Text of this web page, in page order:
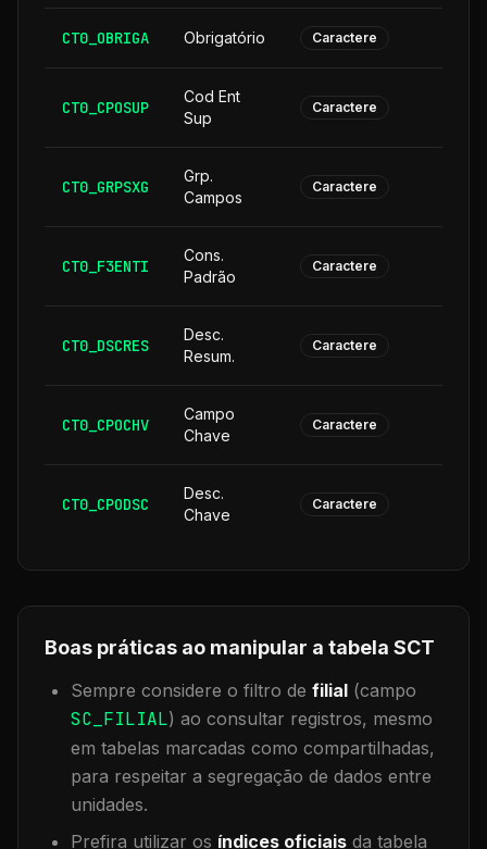
CT0_OBRIGA Obrigatório Caractere
CT0_CPOSUP
Cod Ent
Sup
Caractere
CT0_GRPSXG
Grp.
Campos
Caractere
CT0_F3ENTI
Cons.
Padrão
Caractere
CT0_DSCRES
Desc.
Resum.
Caractere
CT0_CPOCHV
Campo
Chave
Caractere
CT0_CPODSC
Desc.
Chave
Caractere
Boas práticas ao manipular a tabela SCT
Sempre considere o filtro de filial (campo
SC_FILIAL) ao consultar registros, mesmo
em tabelas marcadas como compartilhadas,
para respeitar a segregação de dados entre
unidades.
Prefira utilizar os índices oficiais da tabela